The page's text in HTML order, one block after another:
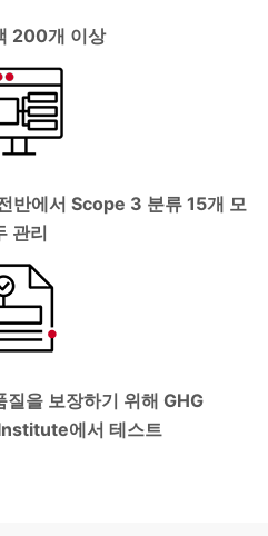
200개 이상
반에서 Scope 3 분류 15개 모
관리
질을 보장하기 위해 GHG
에서 테스트